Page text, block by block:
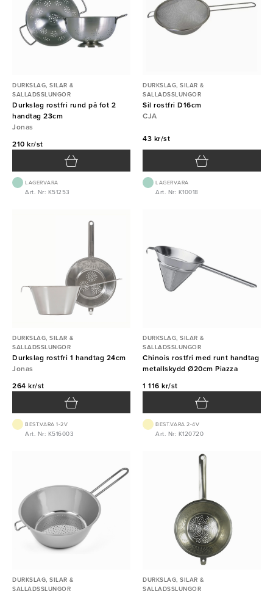
DURKSLAG, SILAR &
SALLADSSLUNGOR
Durkslag rostfri rund på fot 2
handtag 23cm
Jonas
210 kr/st
LAGERVARA
Art. Nr: K51253
DURKSLAG, SILAR &
SALLADSSLUNGOR
Sil rostfri D16cm
CJA
43 kr/st
LAGERVARA
Art. Nr: K10018
DURKSLAG, SILAR &
SALLADSSLUNGOR
Durkslag rostfri 1 handtag 24cm
Jonas
264 kr/st
BEST.VARA 1-2V
Art. Nr: K516003
DURKSLAG, SILAR &
SALLADSSLUNGOR
Chinois rostfri med runt handtag
metallskydd Ø20cm Piazza
1 116 kr/st
BEST.VARA 2-4V
Art. Nr: K120720
DURKSLAG, SILAR &
SALLADSSLUNGOR
DURKSLAG, SILAR &
SALLADSSLUNGOR